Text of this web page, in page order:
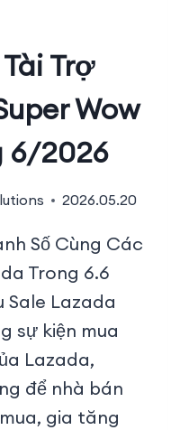
Trợ
Wow
6/2026
2026.05.20
Số Cùng Các
Trong 6.6
Sale Lazada
sự kiện mua
Lazada,
để nhà bán
gia tăng